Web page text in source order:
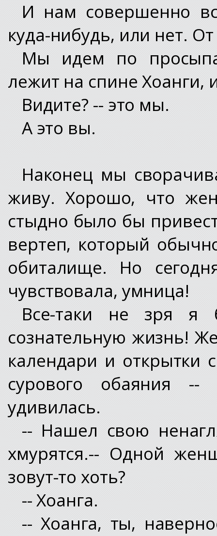
И нам совершенно
куда-нибудь, или нет.
Мы идем по
лежит на спине
Видите? -- это мы.
А это вы.
Наконец мы
живу. Хорошо, что
стыдно было бы
вертеп, который
обиталище. Но
чувствовала, умница!
Все-таки не зря я
сознательную жизнь!
календари и
сурового обаяния
удивилась.
-- Нашел свою
хмурятся.-- Одной
зовут-то хоть?
-- Хоанга.
-- Хоанга, ты,